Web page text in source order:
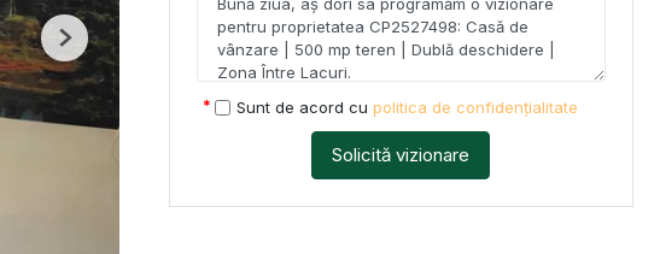
Next
Sunt de acord cu politica de confidențialitate
Solicită vizionare